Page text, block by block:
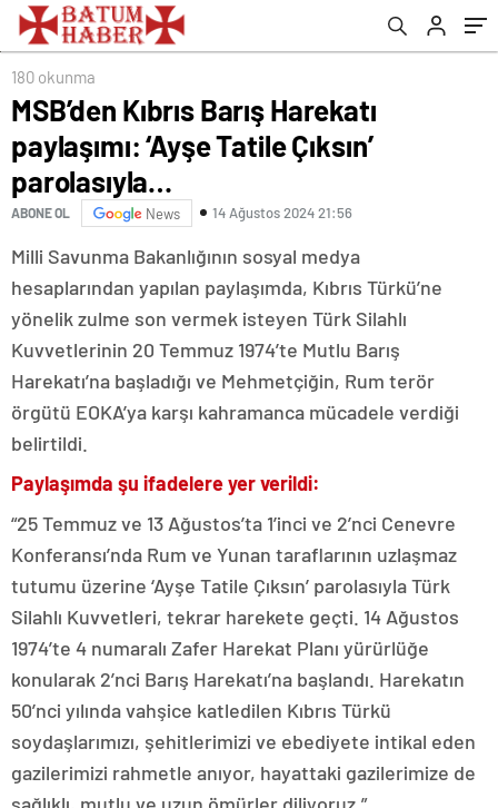
180 okunma
MSB’den Kıbrıs Barış Harekatı
paylaşımı: ‘Ayşe Tatile Çıksın’
parolasıyla…
ABONE OL News 14 Ağustos 2024 21:56
Milli Savunma Bakanlığının sosyal medya
hesaplarından yapılan paylaşımda, Kıbrıs Türkü’ne
yönelik zulme son vermek isteyen Türk Silahlı
Kuvvetlerinin 20 Temmuz 1974’te Mutlu Barış
Harekatı’na başladığı ve Mehmetçiğin, Rum terör
örgütü EOKA’ya karşı kahramanca mücadele verdiği
belirtildi.
Paylaşımda şu ifadelere yer verildi:
“25 Temmuz ve 13 Ağustos’ta 1’inci ve 2’nci Cenevre
Konferansı’nda Rum ve Yunan taraflarının uzlaşmaz
tutumu üzerine ‘Ayşe Tatile Çıksın’ parolasıyla Türk
Silahlı Kuvvetleri, tekrar harekete geçti. 14 Ağustos
1974’te 4 numaralı Zafer Harekat Planı yürürlüğe
konularak 2’nci Barış Harekatı’na başlandı. Harekatın
50’nci yılında vahşice katledilen Kıbrıs Türkü
soydaşlarımızı, şehitlerimizi ve ebediyete intikal eden
gazilerimizi rahmetle anıyor, hayattaki gazilerimize de
sağlıklı, mutlu ve uzun ömürler diliyoruz.”